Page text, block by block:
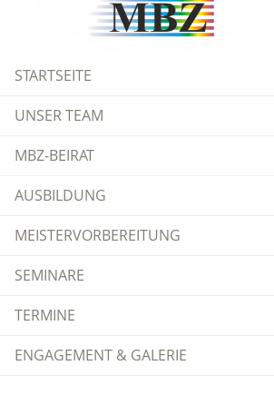
STARTSEITE
UNSER TEAM
MBZ-BEIRAT
AUSBILDUNG
MEISTERVORBEREITUNG
SEMINARE
TERMINE
ENGAGEMENT & GALERIE